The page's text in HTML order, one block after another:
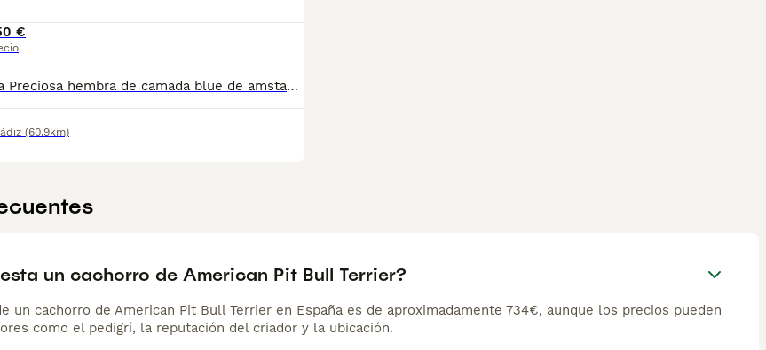
€
Tlf 653259684 Última Preciosa hembra de camada blue de amstaff Padres con pedigree y pruebas de salud Se entregan con todo acorde a su edad por veterinario, vacunas, desparasitaciones interna y externa, cartilla sanitaria y con pienso pro plan para evitar un cambio brusco en su alimentación Criados en contacto con mis hijos en familia Se pueden enviar a cualquier parte Te ponemos en contacto con empresas especialista en transporte de mascotas, te ayudamos en el proceso, tenemos experiencia Podemos dar referencia No somos ni intermediarios, ni revendedores, criadero profesional familiar, nuestros cachorros conviven con nosotros Son fotos reales de los cachorros!! Llámame y hablamos directamente, estamos para ayudaros a tener un ejemplar que te llene de orgullo y felicidad
(60.9km)
un cachorro de American Pit Bull Terrier?
un cachorro de American Pit Bull Terrier en España es de aproximadamente 734€, aunque los precios pueden
como el pedigrí, la reputación del criador y la ubicación.